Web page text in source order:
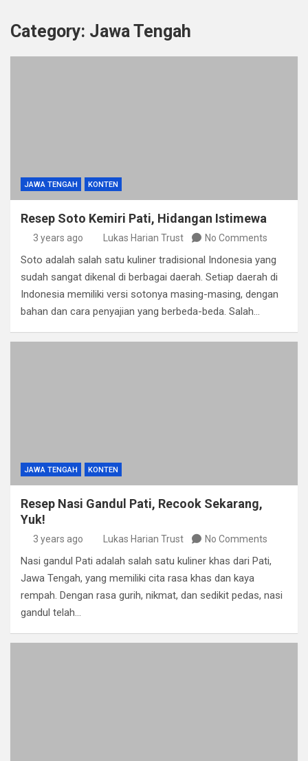
Category: Jawa Tengah
JAWA TENGAH KONTEN
Resep Soto Kemiri Pati, Hidangan Istimewa
3 years ago Lukas Harian Trust No Comments
Soto adalah salah satu kuliner tradisional Indonesia yang
sudah sangat dikenal di berbagai daerah. Setiap daerah di
Indonesia memiliki versi sotonya masing-masing, dengan
bahan dan cara penyajian yang berbeda-beda. Salah…
JAWA TENGAH KONTEN
Resep Nasi Gandul Pati, Recook Sekarang,
Yuk!
3 years ago Lukas Harian Trust No Comments
Nasi gandul Pati adalah salah satu kuliner khas dari Pati,
Jawa Tengah, yang memiliki cita rasa khas dan kaya
rempah. Dengan rasa gurih, nikmat, dan sedikit pedas, nasi
gandul telah…